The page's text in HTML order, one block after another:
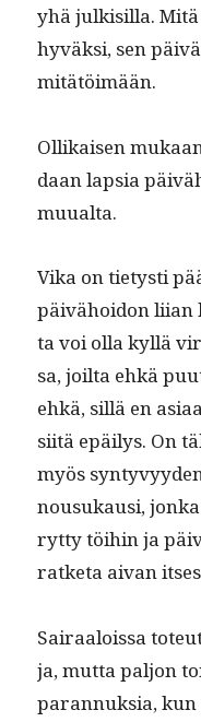
yhä julk­isil­la.
hyväk­si, sen
mitätöimään.
Ollikaisen
daan lap­sia
muualta.
Vika on tietysti
päivähoidon
ta voi olla kyl­lä
sa, joil­ta ehkä
ehkä, sil­lä en
siitä epäilys. On
myös
nousukausi,
ryt­ty töi­hin ja
ratke­ta aivan
Sairaalois­sa
ja, mut­ta paljon
paran­nuk­sia,